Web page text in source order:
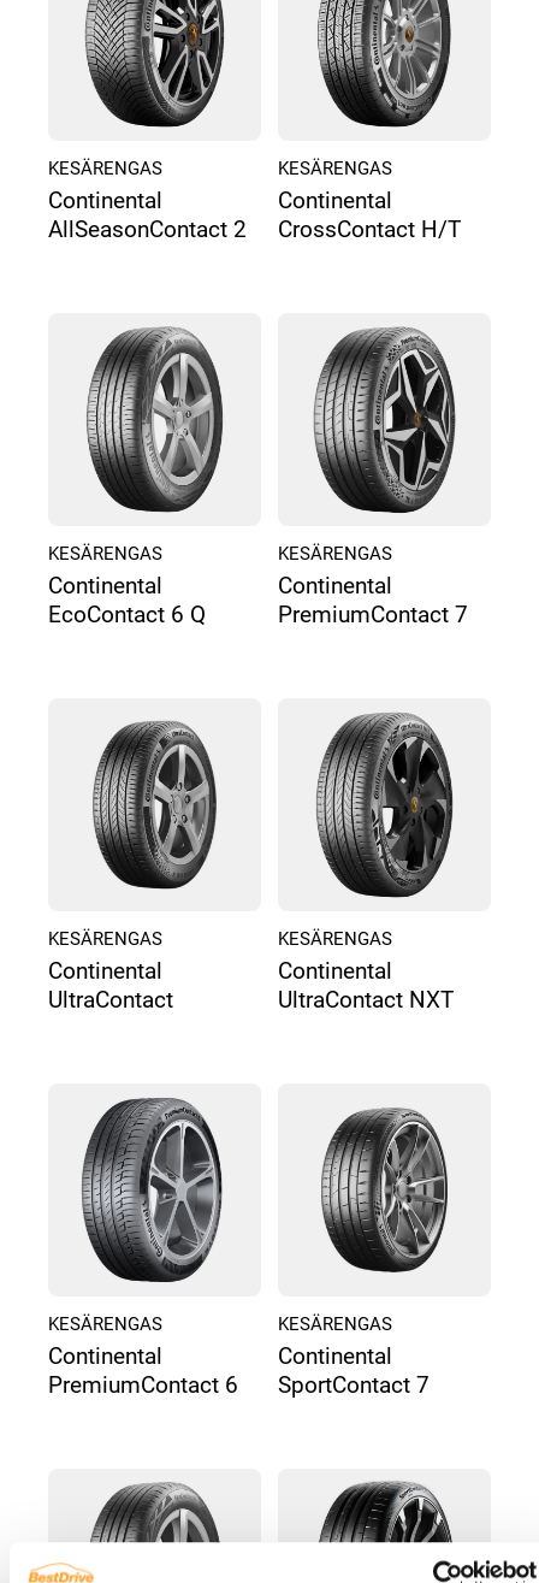
KESÄRENGAS
Continental
AllSeasonContact 2
KESÄRENGAS
Continental
CrossContact H/T
KESÄRENGAS
Continental
EcoContact 6 Q
KESÄRENGAS
Continental
PremiumContact 7
KESÄRENGAS
Continental
UltraContact
KESÄRENGAS
Continental
UltraContact NXT
KESÄRENGAS
Continental
PremiumContact 6
KESÄRENGAS
Continental
SportContact 7